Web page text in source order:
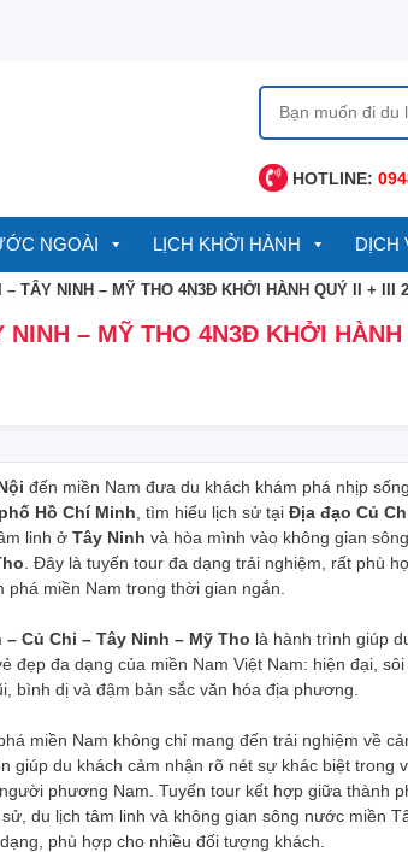
Tìm
kiếm
HOTLINE:
NGOÀI LỊCH KHỞI HÀNH DỊCH
TÂY NINH – MỸ THO 4N3Đ KHỞI HÀNH QUÝ II + III
– MỸ THO 4N3Đ KHỞI
đến miền Nam đưa du khách khám phá nhịp
Hồ Chí Minh , tìm hiểu lịch sử tạiĐịa đạo Củ
linh ởTây Ninh và hòa mình vào không gian
. Đây là tuyến tour đa dạng trải nghiệm, rất phù
phá miền Nam trong thời gian ngắn.
– Củ Chi – Tây Ninh – Mỹ Tho là hành trình giúp
đẹp đa dạng của miền Nam Việt Nam: hiện đại, sôi
bình dị và đậm bản sắc văn hóa địa phương.
miền Nam không chỉ mang đến trải nghiệm về
giúp du khách cảm nhận rõ nét sự khác biệt trong
phương Nam. Tuyến tour kết hợp giữa thành
du lịch tâm linh và không gian sông nước miền
phù hợp cho nhiều đối tượng khách.